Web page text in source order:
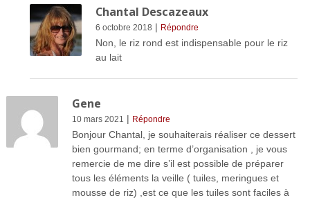
Chantal Descazeaux
6 octobre 2018 | Répondre
Non, le riz rond est indispensable pour le riz
au lait
Gene
10 mars 2021 | Répondre
Bonjour Chantal, je souhaiterais réaliser ce dessert
bien gourmand; en terme d’organisation , je vous
remercie de me dire s’il est possible de préparer
tous les éléments la veille ( tuiles, meringues et
mousse de riz) ,est ce que les tuiles sont faciles à